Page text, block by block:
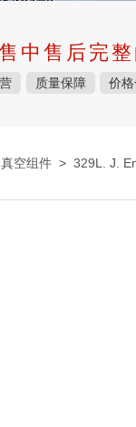
中售后完
质量保障 价
真空组件 > 329L. J.